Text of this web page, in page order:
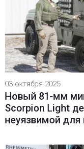
03 октября 2025
Новый 81-мм
Scorpion Light
неуязвимой для